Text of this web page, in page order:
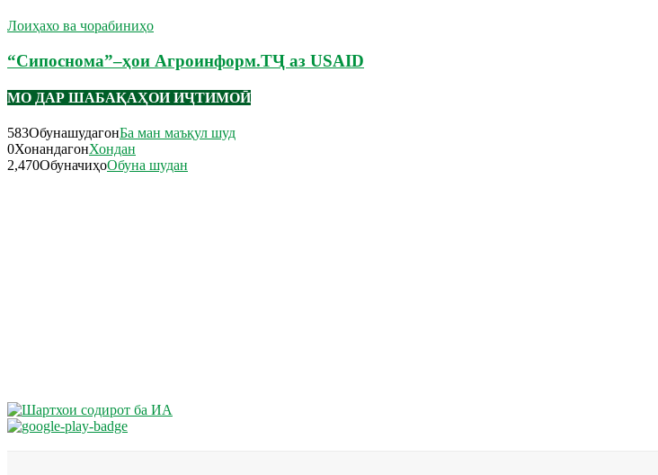
Лоиҳахо ва чорабиниҳо
“Сипоснома”–ҳои Агроинформ.ТҶ аз USAID
МО ДАР ШАБАҚАҲОИ ИҶТИМОӢ
583ОбунашудагонБа ман маъқул шуд
0ХонандагонХондан
2,470ОбуначиҳоОбуна шудан